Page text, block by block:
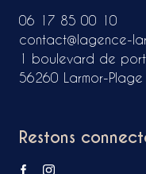
06 17 85 00 10
contact@lagence-
1 boulevard de
56260 Larmor-Plage
Restons